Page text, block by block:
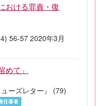
おける罪責・復
56-57 2020年3月
めて」
ーズレター』 (79)
任著者